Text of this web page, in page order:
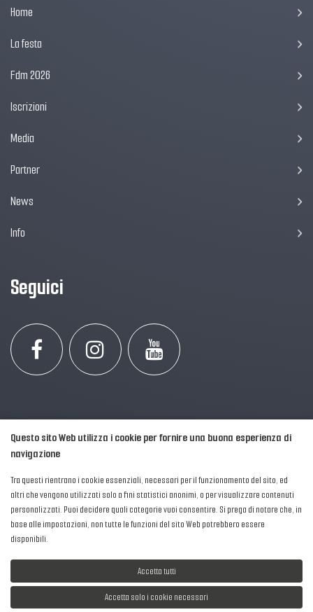
Home
La festa
Fdm 2026
Iscrizioni
Media
Partner
News
Info
Seguici
2016-2026 © AIPFM - Festa della Musica Italia Tutti i Diritti Riservati.
Privacy Policy
| Cookies
Questo sito Web utilizza i cookie per fornire una buona esperienza di
navigazione
Tra questi rientrano i cookie essenziali, necessari per il funzionamento del sito, ed
altri che vengono utilizzati solo a fini statistici anonimi, o per visualizzare contenuti
personalizzati. Puoi decidere quali categorie vuoi consentire. Si prega di notare che, in
base alle impostazioni, non tutte le funzioni del sito Web potrebbero essere
disponibili.
Accetta tutti
Accetta solo i cookie necessari